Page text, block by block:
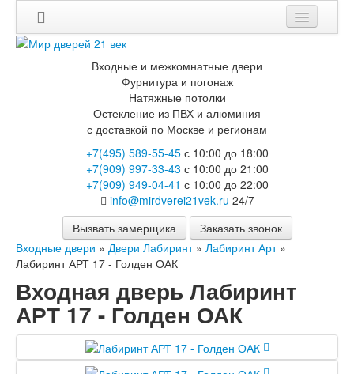
Мои заказы
Двери с терморазрывом для улицы
Противопожарные двери
Двери Бункер
Двери Лекс
Двери Термодор
Арктика
Монолит
Стайл
Термо
Термо Лацио
Флагман
Электрозамок Смарт
Заводские двери
Двери Лабиринт
Входные и межкомнатные двери
Фурнитура и погонаж
Натяжные потолки
Остекление из ПВХ и алюминия
с доставкой по Москве и регионам
+7(495) 589-55-45с 10:00 до 18:00
+7(909) 997-33-43 с 10:00 до 21:00
+7(909) 949-04-41 с 10:00 до 22:00
info@mirdverei21vek.ru 24/7
Вызвать замерщика
Заказать звонок
Входные двери » Двери Лабиринт» Лабиринт Арт»
Лабиринт АРТ 17 - Голден ОАК
Входная дверь Лабиринт
АРТ 17 - Голден ОАК